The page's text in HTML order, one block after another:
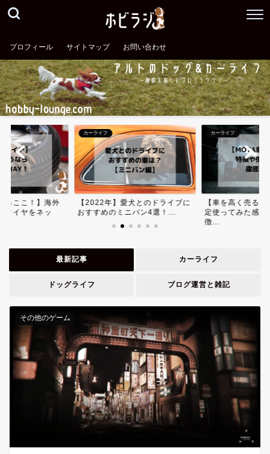
プロフィール サイトマップ お問い合わせ
らここ！】海外
タイヤをネッ
カーライフ
【2022年】愛犬とのドライブに
おすすめのミニバン4選！...
カーライフ
【車を高く売る
定使ってみた感想
徴...
最新記事 カーライフ
ドッグライフ ブログ運営と雑記
その他のゲーム